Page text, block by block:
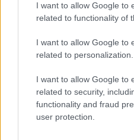
I want to allow Google to
related to functionality of
I want to allow Google to
related to personalization.
I want to allow Google to
related to security,
functionality and fraud
user protection.
που προορίζονταν
αρνείται τις
GHFέχει κατ’
σημεία και
παραπληροφόρηση.
Διαβάστε ακόμη